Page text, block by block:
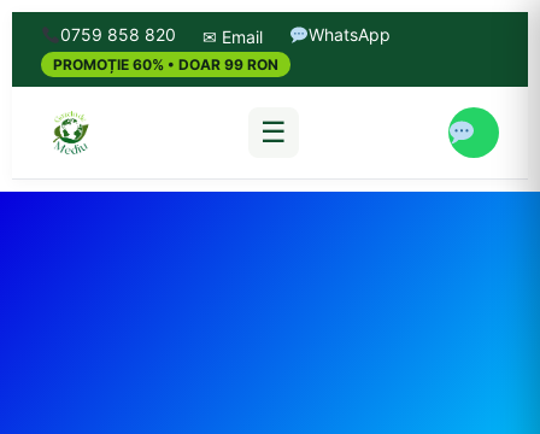
0759 858 820 ✉ Email WhatsApp
PROMOȚIE 60% • DOAR 99 RON
☰